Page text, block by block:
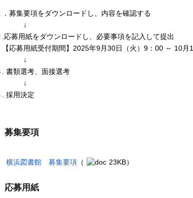
．募集要項をダウンロードし、内容を確認する
.応募用紙をダウンロードし、必要事項を記入して提出
応募用紙受付期間】2025年9月30日（火）9：00 ～ 10月
. 書類選考、面接選考
. 採用決定
募集要項
横浜図書館 募集要項 （ 23KB）
応募用紙